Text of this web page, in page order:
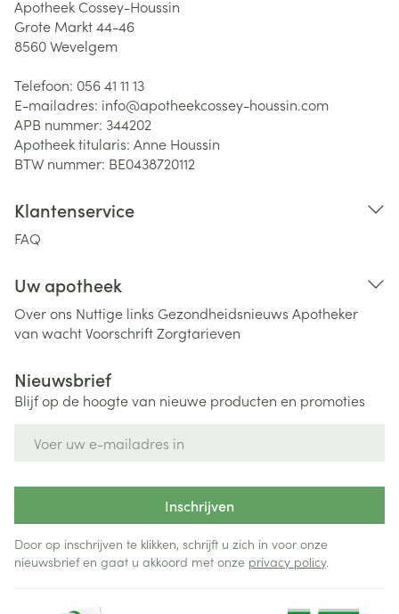
Apotheek Cossey-Houssin
Grote Markt 44-46
8560Wevelgem
Telefoon: 056 41 11 13
E-mailadres: info@apotheekcossey-houssin.com
APB nummer: 344202
Apotheek titularis: Anne Houssin
BTW nummer: BE0438720112
Klantenservice
FAQ
Uw apotheek
Over ons Nuttige links Gezondheidsnieuws Apotheker
van wachtVoorschriftZorgtarieven
Nieuwsbrief
Blijf op de hoogte van nieuwe producten en promoties
Inschrijven
Door op inschrijven te klikken, schrijft u zich in voor onze
nieuwsbrief en gaat u akkoord met onze privacy policy.